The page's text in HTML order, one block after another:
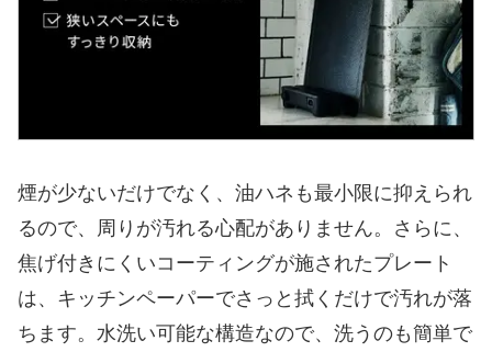
煙が少ないだけでなく、油ハネも最小限に抑えられ
るので、周りが汚れる心配がありません。さらに、
焦げ付きにくいコーティングが施されたプレート
は、キッチンペーパーでさっと拭くだけで汚れが落
ちます。水洗い可能な構造なので、洗うのも簡単で